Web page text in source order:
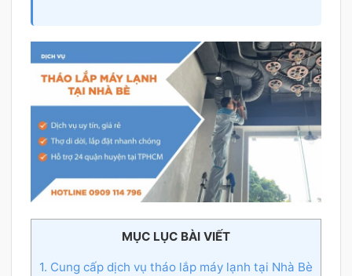
MỤC LỤC BÀI VIẾT
1. Cung cấp dịch vụ tháo lắp máy lạnh tại Nhà Bè